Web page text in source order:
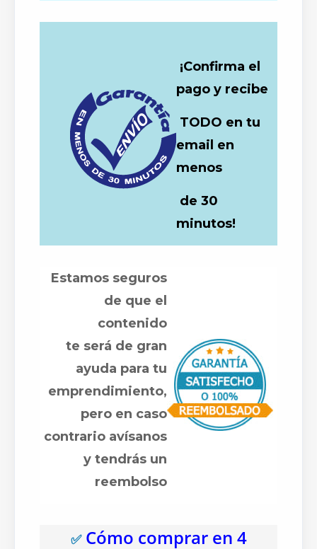
¡Confirma el
pago y recibe
TODO en tu
email en
menos
de 30
minutos!
Estamos seguros
de que el
contenido
te será de gran
ayuda para tu
emprendimiento,
pero en caso
contrario avísanos
y tendrás un
reembolso
✅ Cómo comprar en 4